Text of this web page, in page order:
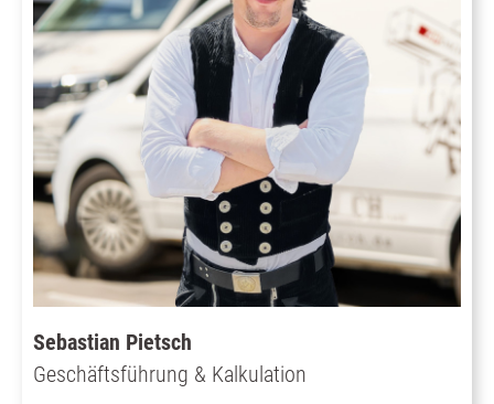
Sebastian Pietsch
Geschäftsführung & Kalkulation